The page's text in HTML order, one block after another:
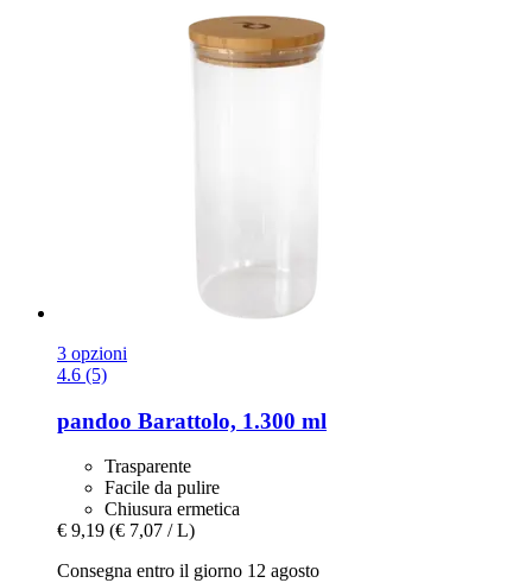
3 opzioni
4.6 (5)
pandoo Barattolo, 1.300 ml
Trasparente
Facile da pulire
Chiusura ermetica
€ 9,19 (€ 7,07 / L)
Consegna entro il giorno 12 agosto